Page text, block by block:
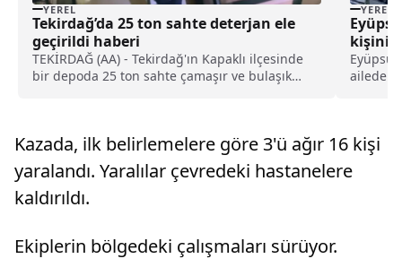
YEREL
Tekirdağ’da 25 ton sahte deterjan ele
geçirildi haberi
TEKİRDAĞ (AA) - Tekirdağ'ın Kapaklı ilçesinde
bir depoda 25 ton sahte çamaşır ve bulaşık
başlattı.Depoda yap...
YEREL
kişinin
aileden
Kazada, ilk belirlemelere göre 3'ü ağır 16 kişi
yaralandı. Yaralılar çevredeki hastanelere
kaldırıldı.
Ekiplerin bölgedeki çalışmaları sürüyor.